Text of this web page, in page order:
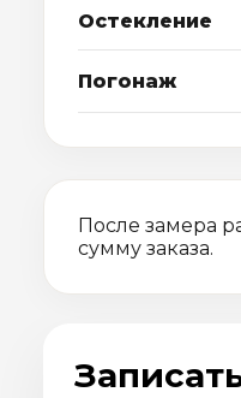
Остекление
Погонаж
После замера
сумму заказа.